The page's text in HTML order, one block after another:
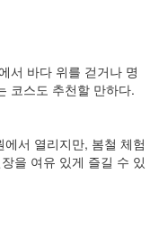
서 바다 위를 걷거나 명
코스도 추천할 만하다.
서 열리지만, 봄철 체험
을 여유 있게 즐길 수 있